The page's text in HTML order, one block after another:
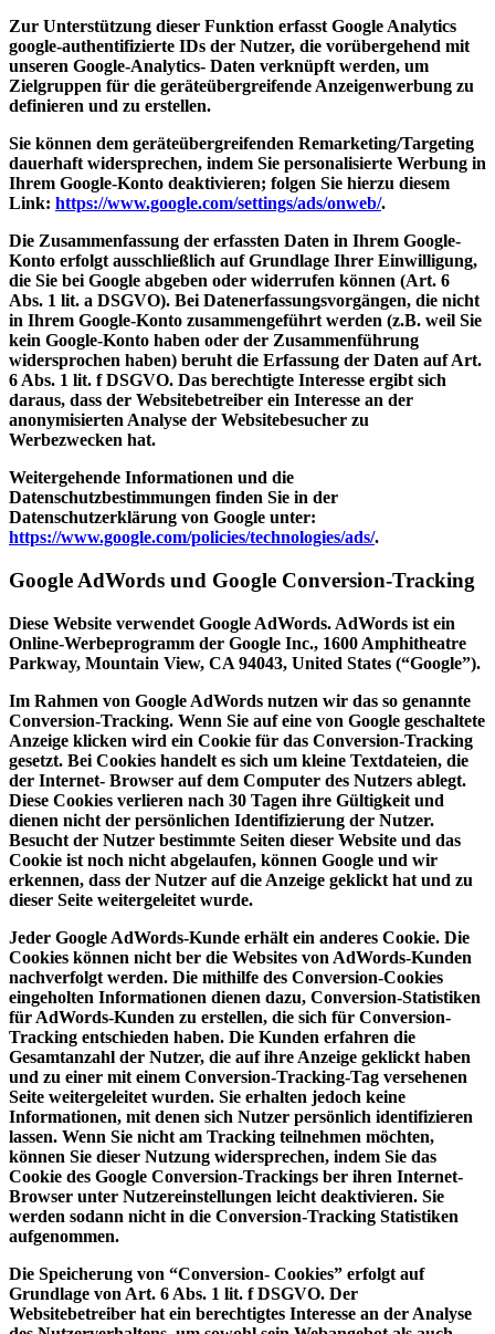
Zur Unterstützung dieser Funktion erfasst Google Analytics
google-authentifizierte IDs der Nutzer, die vorübergehend mit
unseren Google-Analytics- Daten verknüpft werden, um
Zielgruppen für die geräteübergreifende Anzeigenwerbung zu
definieren und zu erstellen.
Sie können dem geräteübergreifenden Remarketing/Targeting
dauerhaft widersprechen, indem Sie personalisierte Werbung in
Ihrem Google-Konto deaktivieren; folgen Sie hierzu diesem
Link: https://www.google.com/settings/ads/onweb/.
Die Zusammenfassung der erfassten Daten in Ihrem Google-
Konto erfolgt ausschließlich auf Grundlage Ihrer Einwilligung,
die Sie bei Google abgeben oder widerrufen können (Art. 6
Abs. 1 lit. a DSGVO). Bei Datenerfassungsvorgängen, die nicht
in Ihrem Google-Konto zusammengeführt werden (z.B. weil Sie
kein Google-Konto haben oder der Zusammenführung
widersprochen haben) beruht die Erfassung der Daten auf Art.
6 Abs. 1 lit. f DSGVO. Das berechtigte Interesse ergibt sich
daraus, dass der Websitebetreiber ein Interesse an der
anonymisierten Analyse der Websitebesucher zu
Werbezwecken hat.
Weitergehende Informationen und die
Datenschutzbestimmungen finden Sie in der
Datenschutzerklärung von Google unter:
https://www.google.com/policies/technologies/ads/.
Google AdWords und Google Conversion-Tracking
Diese Website verwendet Google AdWords. AdWords ist ein
Online-Werbeprogramm der Google Inc., 1600 Amphitheatre
Parkway, Mountain View, CA 94043, United States (“Google”).
Im Rahmen von Google AdWords nutzen wir das so genannte
Conversion-Tracking. Wenn Sie auf eine von Google geschaltete
Anzeige klicken wird ein Cookie für das Conversion-Tracking
gesetzt. Bei Cookies handelt es sich um kleine Textdateien, die
der Internet- Browser auf dem Computer des Nutzers ablegt.
Diese Cookies verlieren nach 30 Tagen ihre Gültigkeit und
dienen nicht der persönlichen Identifizierung der Nutzer.
Besucht der Nutzer bestimmte Seiten dieser Website und das
Cookie ist noch nicht abgelaufen, können Google und wir
erkennen, dass der Nutzer auf die Anzeige geklickt hat und zu
dieser Seite weitergeleitet wurde.
Jeder Google AdWords-Kunde erhält ein anderes Cookie. Die
Cookies können nicht ber die Websites von AdWords-Kunden
nachverfolgt werden. Die mithilfe des Conversion-Cookies
eingeholten Informationen dienen dazu, Conversion-Statistiken
für AdWords-Kunden zu erstellen, die sich für Conversion-
Tracking entschieden haben. Die Kunden erfahren die
Gesamtanzahl der Nutzer, die auf ihre Anzeige geklickt haben
und zu einer mit einem Conversion-Tracking-Tag versehenen
Seite weitergeleitet wurden. Sie erhalten jedoch keine
Informationen, mit denen sich Nutzer persönlich identifizieren
lassen. Wenn Sie nicht am Tracking teilnehmen möchten,
können Sie dieser Nutzung widersprechen, indem Sie das
Cookie des Google Conversion-Trackings ber ihren Internet-
Browser unter Nutzereinstellungen leicht deaktivieren. Sie
werden sodann nicht in die Conversion-Tracking Statistiken
aufgenommen.
Die Speicherung von “Conversion- Cookies” erfolgt auf
Grundlage von Art. 6 Abs. 1 lit. f DSGVO. Der
Websitebetreiber hat ein berechtigtes Interesse an der Analyse